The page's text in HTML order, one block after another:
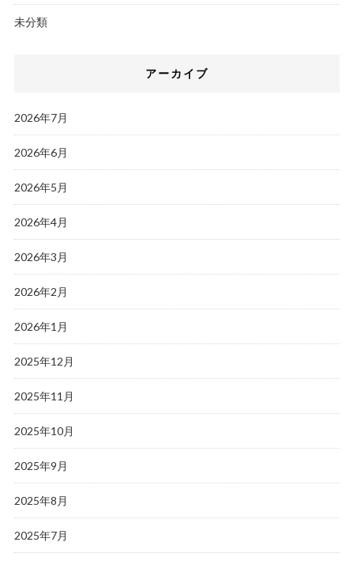
未分類
アーカイブ
2026年7月
2026年6月
2026年5月
2026年4月
2026年3月
2026年2月
2026年1月
2025年12月
2025年11月
2025年10月
2025年9月
2025年8月
2025年7月